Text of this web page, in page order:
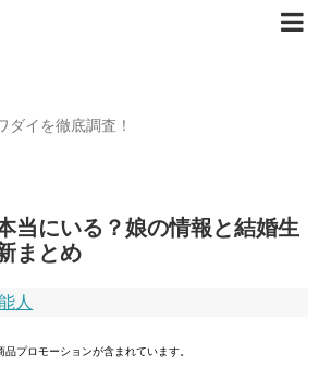
ダイを徹底調査！
当にいる？娘の情報と結婚生
まとめ
人
プロモーションが含まれています。